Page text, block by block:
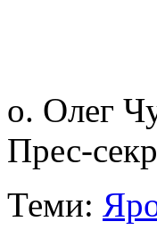
о. Олег
Прес-
Теми: